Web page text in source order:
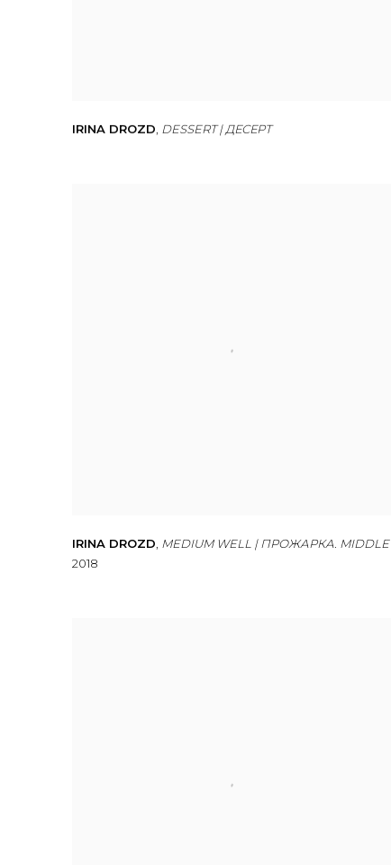
IRINA DROZD, DESSERT | ДЕСЕРТ
IRINA DROZD MEDIUM WELL | ПРОЖАРКА. MIDDLE
2018